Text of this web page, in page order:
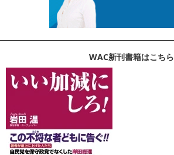
WAC新刊書籍はこちら